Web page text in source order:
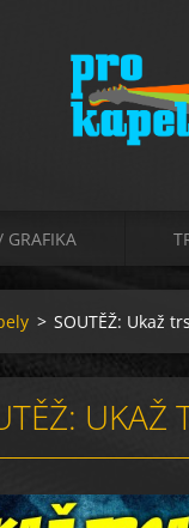
GRAFIKA
> SOUTĚŽ: Ukaž
UKAŽ